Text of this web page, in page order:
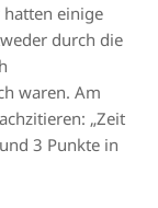
hatten einige
durch die
waren. Am
„Zeit
3 Punkte in